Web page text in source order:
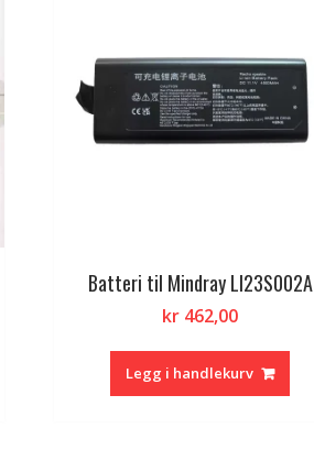
Batteri til Mindray LI23S002A
kr 462,00
Legg i handlekurv